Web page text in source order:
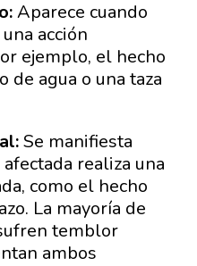
Aparece cuando
acción
ejemplo, el hecho
de agua o una taza
Se manifiesta
realiza una
como el hecho
La mayoría de
temblor
ambos